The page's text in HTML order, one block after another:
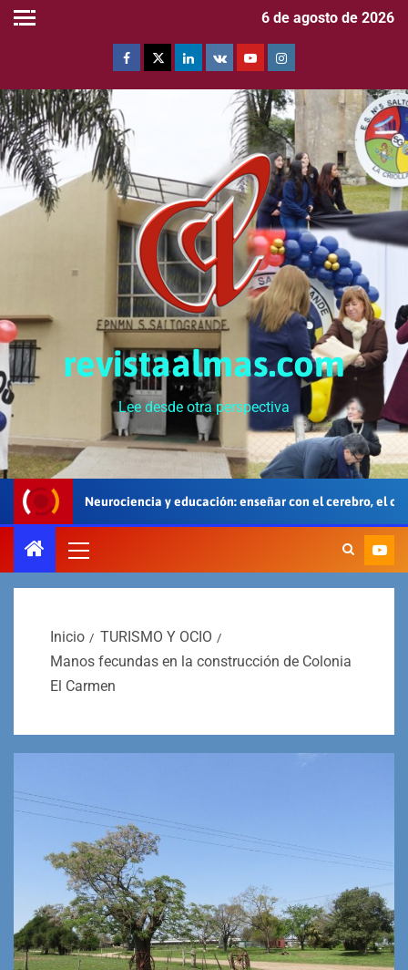
6 de agosto de 2026
revistaalmas.com
Lee desde otra perspectiva
y educación: enseñar con el cerebro, el cuerpo y el corazón
Inicio
TURISMO Y OCIO
Manos fecundas en la construcción de Colonia
El Carmen